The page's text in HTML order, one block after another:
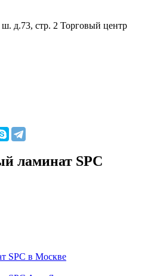
д.73, стр. 2 Торговый центр
ламинат SPC
SPC в Москве